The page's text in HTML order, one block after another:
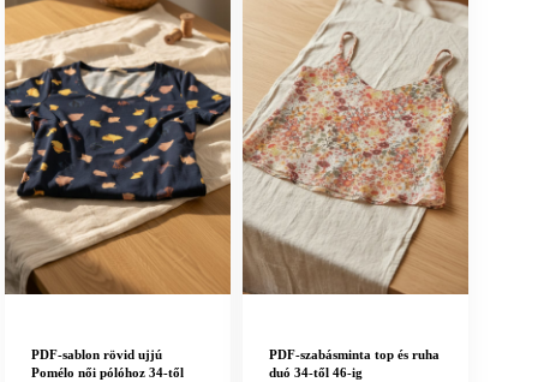
PDF-sablon rövid ujjú
Pomélo női pólóhoz 34-től
PDF-szabásminta top és ruha
duó 34-től 46-ig